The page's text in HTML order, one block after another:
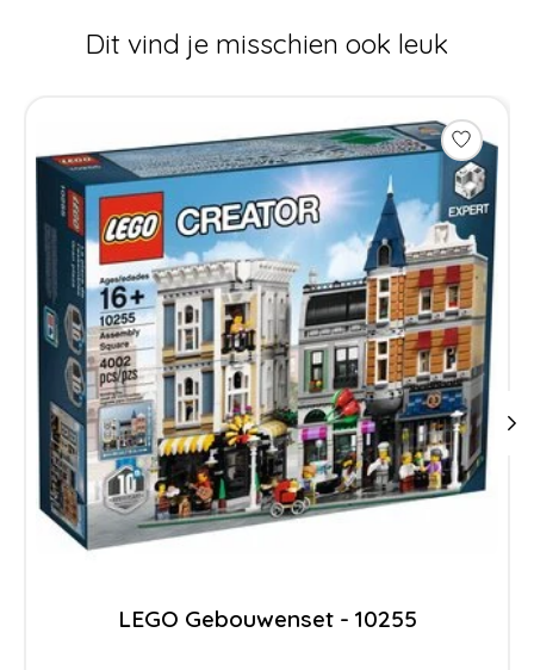
Dit vind je misschien ook leuk
LEGO Gebouwenset - 10255